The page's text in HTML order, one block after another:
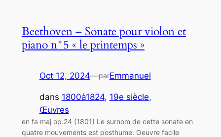
Beethoven – Sonate pour violon et
piano n°5 « le printemps »
Oct 12, 2024—parEmmanuel
dans 1800à1824, 19e siècle
Œuvres
en fa maj op.24 (1801) Le surnom de cette sonate en
quatre mouvements est posthume. Oeuvre facile